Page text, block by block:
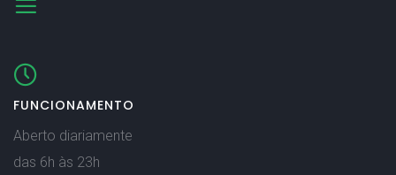
FUNCIONAMENTO
Aberto diariamente
das 6h às 23h